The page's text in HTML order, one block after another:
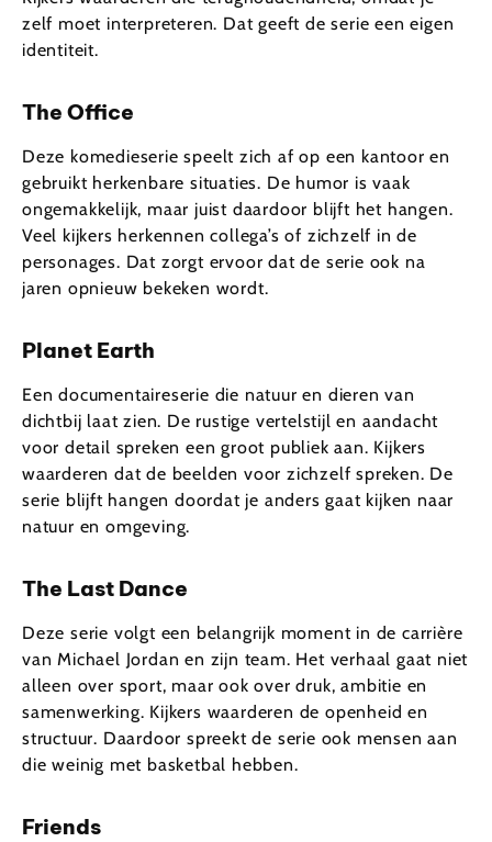
zelf moet interpreteren. Dat geeft de serie een eigen
identiteit.
The Office
Deze komedieserie speelt zich af op een kantoor en
gebruikt herkenbare situaties. De humor is vaak
ongemakkelijk, maar juist daardoor blijft het hangen.
Veel kijkers herkennen collega’s of zichzelf in de
personages. Dat zorgt ervoor dat de serie ook na
jaren opnieuw bekeken wordt.
Planet Earth
Een documentaireserie die natuur en dieren van
dichtbij laat zien. De rustige vertelstijl en aandacht
voor detail spreken een groot publiek aan. Kijkers
waarderen dat de beelden voor zichzelf spreken. De
serie blijft hangen doordat je anders gaat kijken naar
natuur en omgeving.
The Last Dance
Deze serie volgt een belangrijk moment in de carrière
van Michael Jordan en zijn team. Het verhaal gaat niet
alleen over sport, maar ook over druk, ambitie en
samenwerking. Kijkers waarderen de openheid en
structuur. Daardoor spreekt de serie ook mensen aan
die weinig met basketbal hebben.
Friends